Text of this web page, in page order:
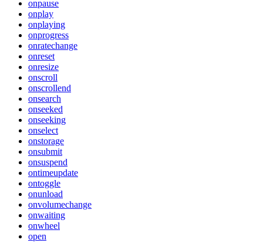
onpause
onplay
onplaying
onprogress
onratechange
onreset
onresize
onscroll
onscrollend
onsearch
onseeked
onseeking
onselect
onstorage
onsubmit
onsuspend
ontimeupdate
ontoggle
onunload
onvolumechange
onwaiting
onwheel
open